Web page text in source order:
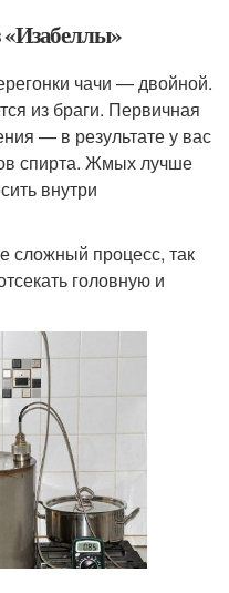
«Изабеллы»
чачи — двойной.
из браги. Первичная
— в результате у вас
спирта. Жмых лучше
внутри
сложный процесс, так
головную и